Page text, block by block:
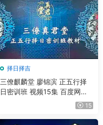
择日择吉
三僚麒麟堂 廖锦滨 正五行择
日密训班 视频15集 百度网盘
15